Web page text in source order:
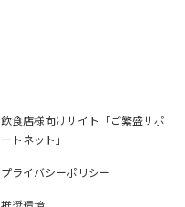
飲食店様向けサイト「ご繁盛サポ
ートネット」
プライバシーポリシー